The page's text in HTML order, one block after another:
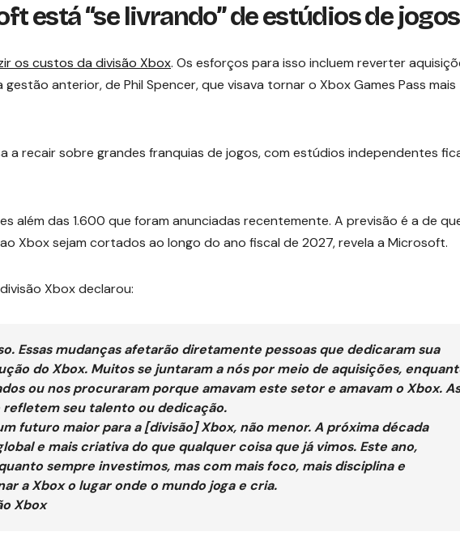
está “se livrando” de estúdios de
os custos da divisão Xbox. Os esforços para isso incluem reverter
anterior, de Phil Spencer, que visava tornar o Xbox Games Pass mais
a recair sobre grandes franquias de jogos, com estúdios independentes
além das 1.600 que foram anunciadas recentemente. A previsão é a de
Xbox sejam cortados ao longo do ano fiscal de 2027, revela a Microsoft.
Xbox declarou:
Essas mudanças afetarão diretamente pessoas que dedicaram sua
do Xbox. Muitos se juntaram a nós por meio de aquisições,
ou nos procuraram porque amavam este setor e amavam o Xbox. As
refletem seu talento ou dedicação.
futuro maior para a [divisão] Xbox, não menor. A próxima década
e mais criativa do que qualquer coisa que já vimos. Este ano,
sempre investimos, mas com mais foco, mais disciplina e
a Xbox o lugar onde o mundo joga e cria.
Xbox